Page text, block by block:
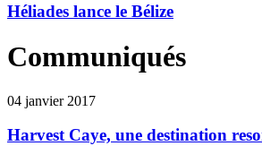
Héliades lance le Bélize
Communiqués
04 janvier 2017
Harvest Caye, une destination